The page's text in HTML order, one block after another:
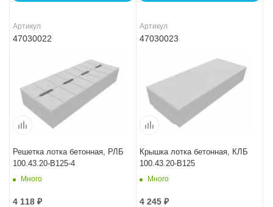
Артикул
47030022
Решетка лотка бетонная, РЛБ
100.43.20-B125-4
Много
4 118 ₽
Артикул
47030023
Крышка лотка бетонная, КЛБ
100.43.20-B125
Много
4 245 ₽